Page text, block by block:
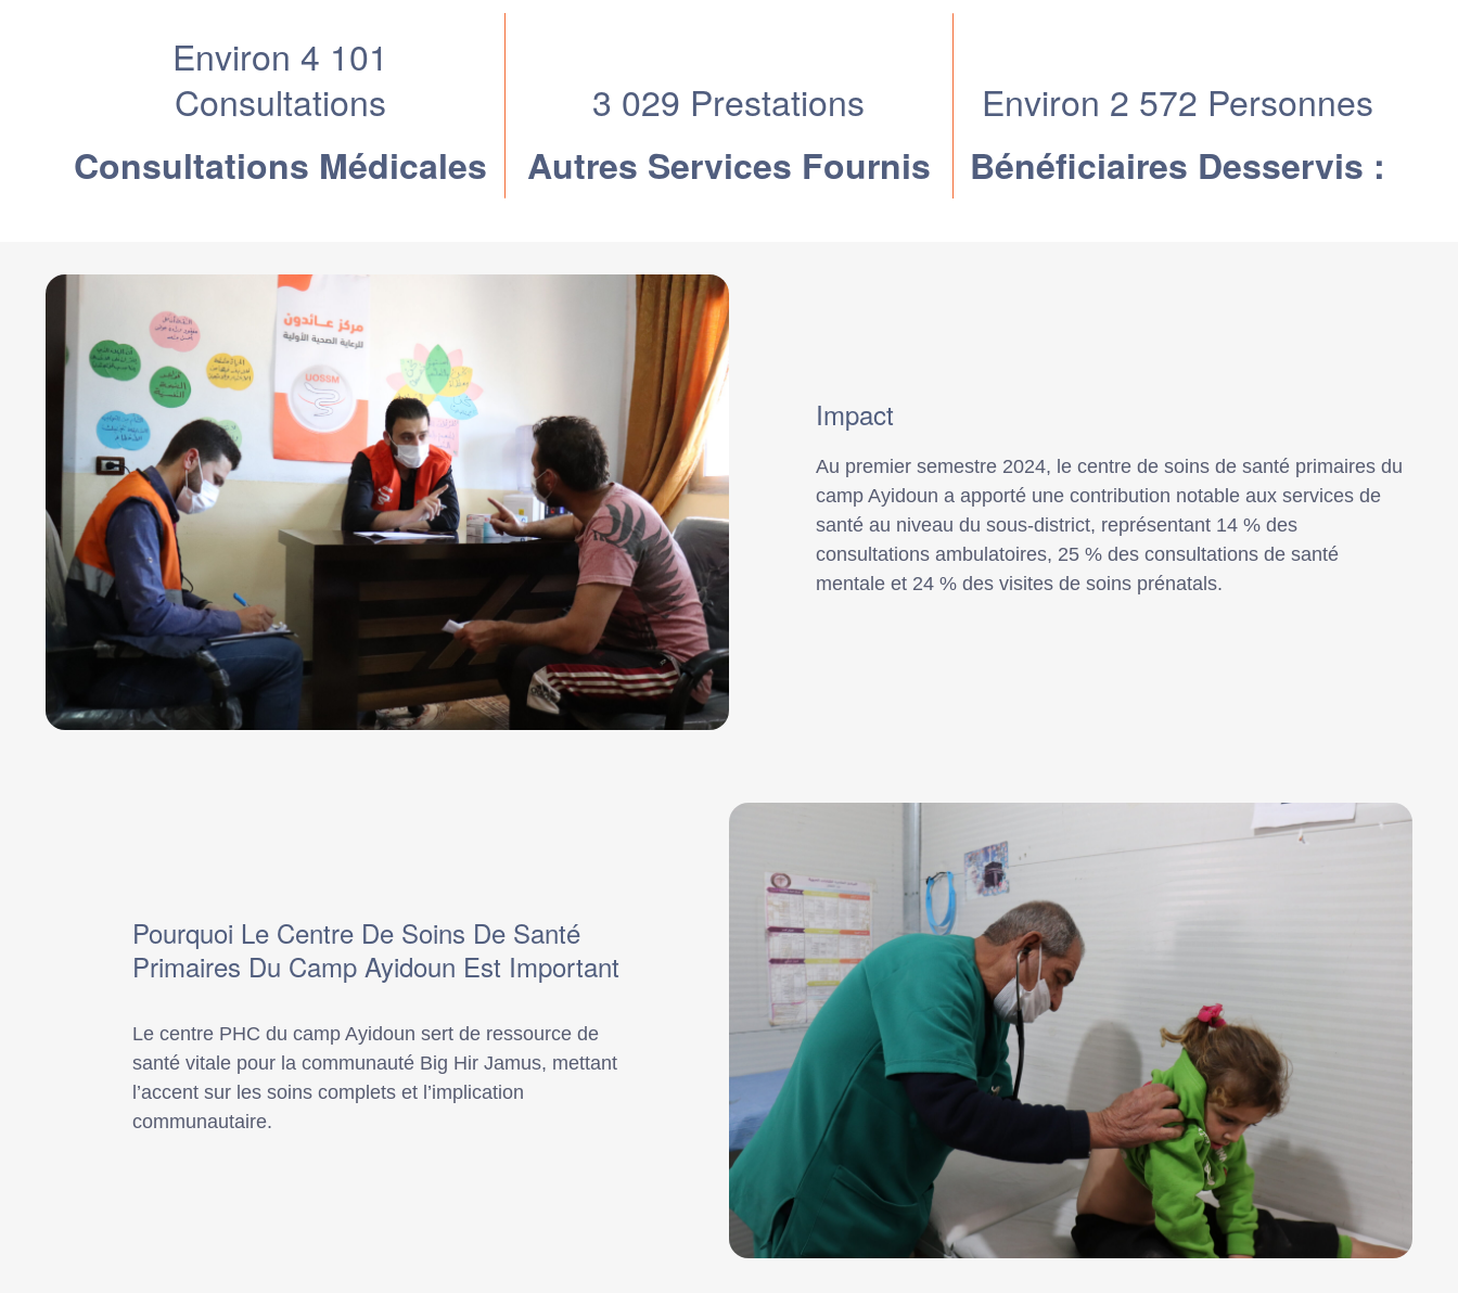
Environ 4 101
Consultations
Consultations Médicales
3 029 Prestations
Autres Services Fournis
Environ 2 572 Personnes
Bénéficiaires Desservis :
Impact
Au premier semestre 2024, le centre de soins de santé primaires du
camp Ayidoun a apporté une contribution notable aux services de
santé au niveau du sous-district, représentant 14 % des
consultations ambulatoires, 25 % des consultations de santé
mentale et 24 % des visites de soins prénatals.
Pourquoi Le Centre De Soins De Santé
Primaires Du Camp Ayidoun Est Important
Le centre PHC du camp Ayidoun sert de ressource de
santé vitale pour la communauté Big Hir Jamus, mettant
l’accent sur les soins complets et l’implication
communautaire.